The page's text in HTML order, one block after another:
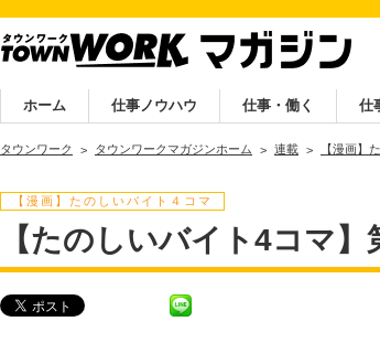
ホーム 仕事ノウハウ 仕事・働く 仕
タウンワーク タウンワークマガジンホーム 連載 【漫画】
【漫画】たのしいバイト４コマ
【たのしいバイト4コマ】